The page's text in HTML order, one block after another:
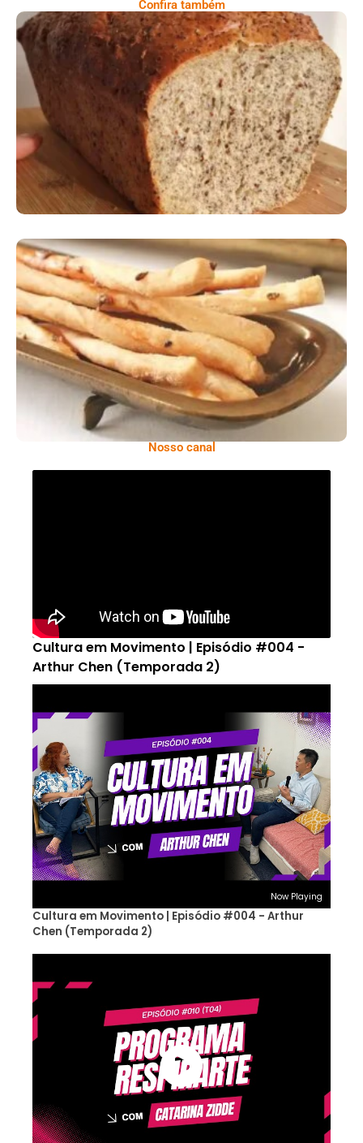
Confira também
Comer Bem: Pão Low Carb
Comer Bem: Palitinhos De Cebola E Salsa
Nosso canal
Cultura em Movimento | Episódio #004 -
Arthur Chen (Temporada 2)
Now Playing
Cultura em Movimento | Episódio #004 - Arthur
Chen (Temporada 2)